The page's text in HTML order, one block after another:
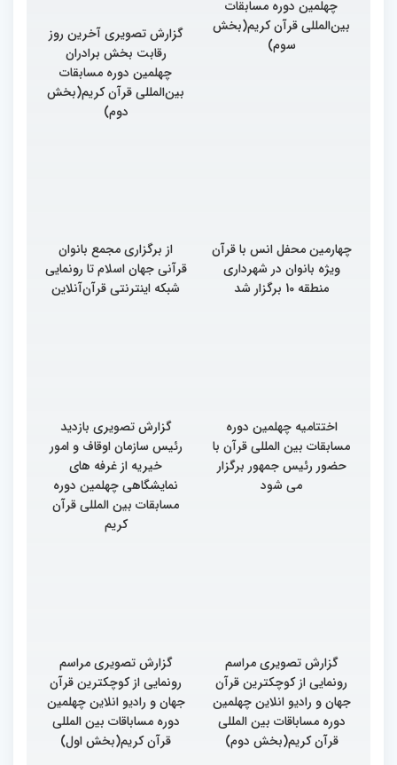
گزارش تصویری آخرین روز
رقابت بخش برادران
گزارش تصویری آخرین روز
رقابت بخش برادران
چهلمین دوره مسابقات
بین‌المللی قرآن کریم(بخش
دوم)
چهارمین محفل انس با قرآن
ویژه بانوان در شهرداری
منطقه 10 برگزار شد
از برگزاری مجمع بانوان
قرآنی جهان اسلام تا رونمایی
شبکه اینترنتی قرآن‌آنلاین
اختتامیه چهلمین دوره
مسابقات بین المللی قرآن با
حضور رئیس جمهور برگزار
می شود
گزارش تصویری بازدید
رئیس سازمان اوقاف و امور
خیریه از غرفه های
نمایشگاهی چهلمین دوره
مسابقات بین المللی قرآن
کریم
گزارش تصویری مراسم
رونمایی از کوچکترین قرآن
جهان و رادیو انلاین چهلمین
دوره مساباقات بین المللی
قرآن کریم(بخش دوم)
گزارش تصویری مراسم
رونمایی از کوچکترین قرآن
جهان و رادیو انلاین چهلمین
دوره مساباقات بین المللی
قرآن کریم(بخش اول)